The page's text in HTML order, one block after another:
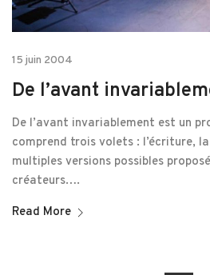
15 juin 2004
De l’avant
De l’avant invariablement est un
comprend trois volets : l’écriture,
multiples versions possibles
créateurs….
Read More